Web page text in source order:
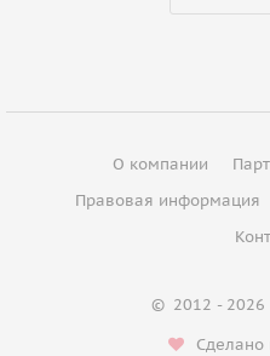
О компании
Правовая информация
© 2012 - 2026
Сделано